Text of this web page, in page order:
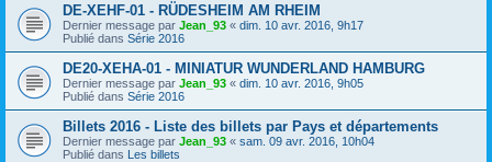
DE-XEHF-01 - RÜDESHEIM AM RHEIM
Dernier message par Jean_93 « dim. 10 avr. 2016, 9h17
Publié dans Série 2016
DE20-XEHA-01 - MINIATUR WUNDERLAND HAMBURG
Dernier message par Jean_93 « dim. 10 avr. 2016, 9h05
Publié dans Série 2016
Billets 2016 - Liste des billets par Pays et départements
Dernier message par Jean_93 « sam. 09 avr. 2016, 10h04
Publié dans Les billets